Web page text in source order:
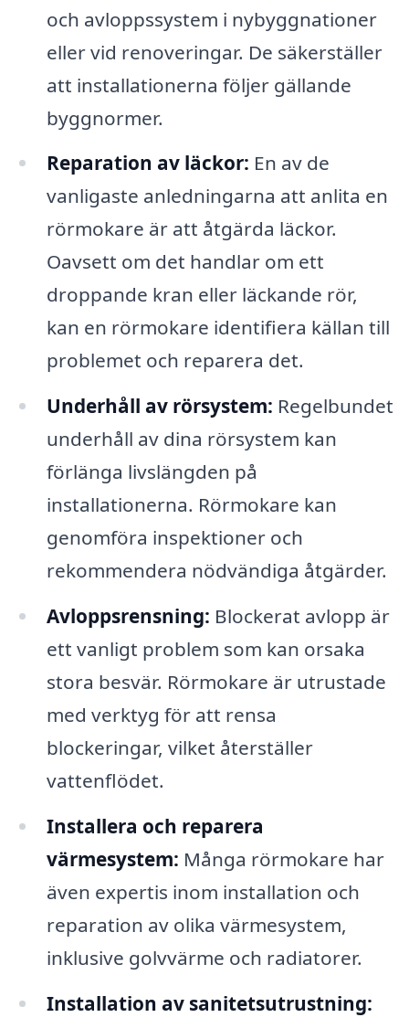
och avloppssystem i nybyggnationer
eller vid renoveringar. De säkerställer
att installationerna följer gällande
byggnormer.
Reparation av läckor: En av de
vanligaste anledningarna att anlita en
rörmokare är att åtgärda läckor.
Oavsett om det handlar om ett
droppande kran eller läckande rör,
kan en rörmokare identifiera källan till
problemet och reparera det.
Underhåll av rörsystem: Regelbundet
underhåll av dina rörsystem kan
förlänga livslängden på
installationerna. Rörmokare kan
genomföra inspektioner och
rekommendera nödvändiga åtgärder.
Avloppsrensning: Blockerat avlopp är
ett vanligt problem som kan orsaka
stora besvär. Rörmokare är utrustade
med verktyg för att rensa
blockeringar, vilket återställer
vattenflödet.
Installera och reparera
värmesystem: Många rörmokare har
även expertis inom installation och
reparation av olika värmesystem,
inklusive golvvärme och radiatorer.
Installation av sanitetsutrustning: